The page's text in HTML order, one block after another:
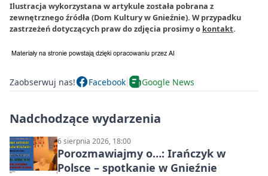
Ilustracja wykorzystana w artykule została pobrana z
zewnętrznego źródła (Dom Kultury w Gnieźnie). W przypadku
zastrzeżeń dotyczących praw do zdjęcia prosimy o kontakt.
Zaobserwuj nas! Facebook Google News
Nadchodzące wydarzenia
6 sierpnia 2026, 18:00
Porozmawiajmy o…: Irańczyk w
Polsce – spotkanie w Gnieźnie